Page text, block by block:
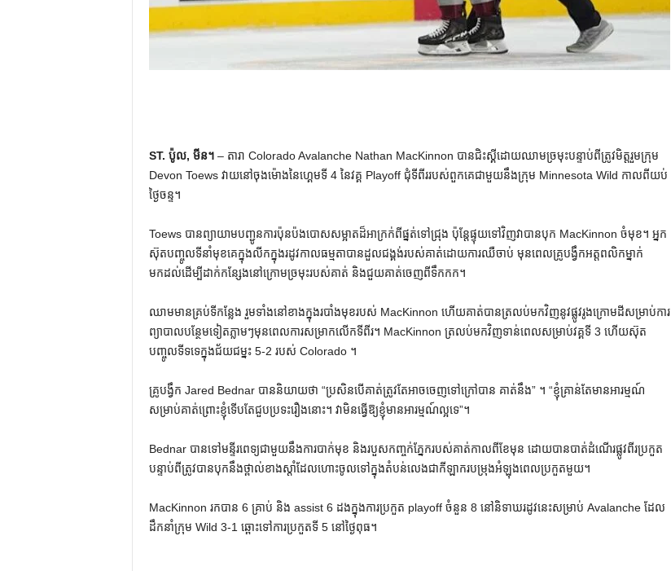
ST. ប៉ូល, មីន។– តារា Colorado Avalanche Nathan MacKinnon បានជិះស្គីដោយឈាមច្រមុះបន្ទាប់ពីត្រូវមិត្តរួមក្រុម
Devon Toews វាយនៅចុងម៉ោងនៃហ្គេមទី 4 នៃវគ្គ Playoff ជុំទីពីររបស់ពួកគេជាមួយនឹងក្រុម Minnesota Wild កាលពីយប់
ថ្ងៃចន្ទ។
Toews បានព្យាយាមបញ្ជូនការប៉ុនប៉ងបោសសម្អាតដ៏អាក្រក់ពីផ្នត់ទៅជ្រុង ប៉ុន្តែផ្ទុយទៅវិញវាបានបុក MacKinnon ចំមុខ។ អ្នក
ស៊ុតបញ្ចូលទីនាំមុខគេក្នុងលីកក្នុងរដូវកាលធម្មតាបានដួលជង្គង់របស់គាត់ដោយការឈឺចាប់ មុនពេលគ្រូបង្វឹកអត្តពលិកម្នាក់
មកដល់ដើម្បីដាក់កន្សែងនៅក្រោមច្រមុះរបស់គាត់ និងជួយគាត់ចេញពីទឹកកក។
ឈាមមានគ្រប់ទីកន្លែង រួមទាំងនៅខាងក្នុងរបាំងមុខរបស់ MacKinnon ហើយគាត់បានត្រលប់មកវិញនូវផ្លូវរូងក្រោមដីសម្រាប់ការ
ព្យាបាលបន្ថែមទៀតភ្លាមៗមុនពេលការសម្រាកលើកទីពីរ។ MacKinnon ត្រលប់មកវិញទាន់ពេលសម្រាប់វគ្គទី 3 ហើយស៊ុត
បញ្ចូលទីទទេក្នុងជ័យជម្នះ 5-2 របស់ Colorado ។
គ្រូបង្វឹក Jared Bednar បាននិយាយថា “ប្រសិនបើគាត់ត្រូវតែអាចចេញទៅក្រៅបាន គាត់នឹង” ។ “ខ្ញុំគ្រាន់តែមានអារម្មណ៍
សម្រាប់គាត់ព្រោះខ្ញុំទើបតែជួបប្រទះរឿងនោះ។ វាមិនធ្វើឱ្យខ្ញុំមានអារម្មណ៍ល្អទេ”។
Bednar បានទៅមន្ទីរពេទ្យជាមួយនឹងការបាក់មុខ និងរបួសកញ្ចក់ភ្នែករបស់គាត់កាលពីខែមុន ដោយបានបាត់ដំណើរផ្លូវពីរប្រកួត
បន្ទាប់ពីត្រូវបានបុកនឹងថ្ពាល់ខាងស្តាំដែលហោះចូលទៅក្នុងតំបន់លេងជាកីឡាករបម្រុងអំឡុងពេលប្រកួតមួយ។
MacKinnon រកបាន 6 គ្រាប់ និង assist 6 ដងក្នុងការប្រកួត playoff ចំនួន 8 នៅនិទាឃរដូវនេះសម្រាប់ Avalanche ដែល
ដឹកនាំក្រុម Wild 3-1 ឆ្ពោះទៅការប្រកួតទី 5 នៅថ្ងៃពុធ។